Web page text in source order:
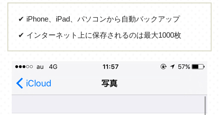
✔ iPhone、iPad、パソコンから自動バックアップ
✔ インターネット上に保存されるのは最大1000枚